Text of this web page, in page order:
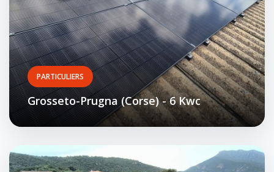
PARTICULIERS
Grosseto-Prugna (Corse) - 6 Kwc